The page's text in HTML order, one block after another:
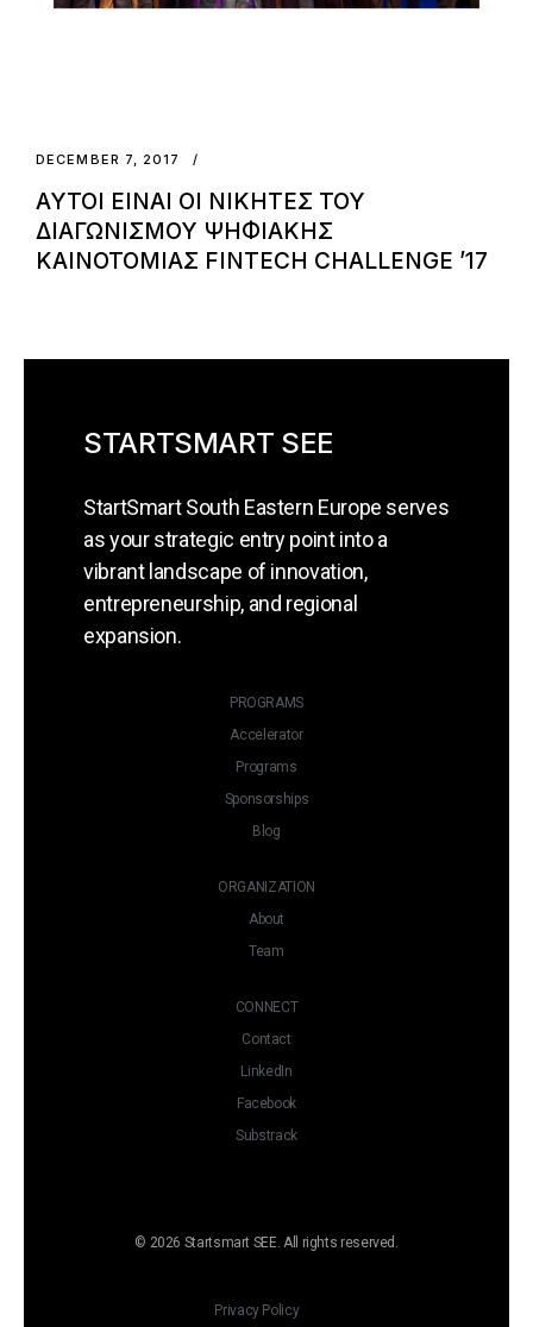
DECEMBER 7, 2017
ΑΥΤΟΙ ΕΙΝΑΙ ΟΙ ΝΙΚΗΤΕΣ ΤΟΥ
ΔΙΑΓΩΝΙΣΜΟΥ ΨΗΦΙΑΚΗΣ
ΚΑΙΝΟΤΟΜΙΑΣ FINTECH CHALLENGE ’17
STARTSMART SEE
StartSmart South Eastern Europe serves
as your strategic entry point into a
vibrant landscape of innovation,
entrepreneurship, and regional
expansion.
PROGRAMS
Accelerator
Programs
Sponsorships
Blog
ORGANIZATION
About
Team
CONNECT
Contact
LinkedIn
Facebook
Substrack
© 2026 Startsmart SEE. All rights reserved.
Privacy Policy